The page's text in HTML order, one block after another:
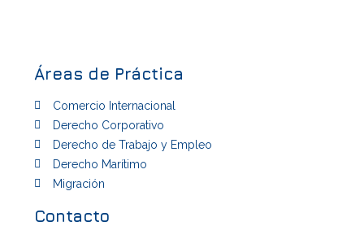
Áreas de Práctica
Comercio Internacional
Derecho Corporativo
Derecho de Trabajo y Empleo
Derecho Marítimo
Migración
Contacto